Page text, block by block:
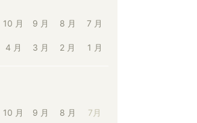
10 月 9 月 8 月 7 月
4 月 3 月 2 月 1 月
10 月 9 月 8 月 7月